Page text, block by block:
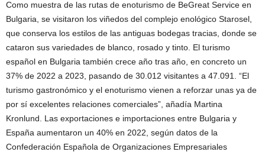
Como muestra de las rutas de enoturismo de BeGreat Service en
Bulgaria, se visitaron los viñedos del complejo enológico Starosel,
que conserva los estilos de las antiguas bodegas tracias, donde se
cataron sus variedades de blanco, rosado y tinto. El turismo
español en Bulgaria también crece año tras año, en concreto un
37% de 2022 a 2023, pasando de 30.012 visitantes a 47.091. “El
turismo gastronómico y el enoturismo vienen a reforzar unas ya de
por sí excelentes relaciones comerciales”, añadía Martina
Kronlund. Las exportaciones e importaciones entre Bulgaria y
España aumentaron un 40% en 2022, según datos de la
Confederación Española de Organizaciones Empresariales